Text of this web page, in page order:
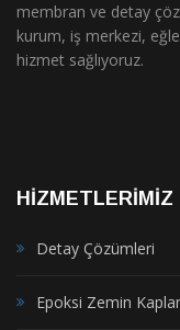
membran ve detay
kurum, iş merkezi,
hizmet sağlıyoruz.
HİZMETLERİMİZ
Detay Çözümleri
Epoksi Zemin